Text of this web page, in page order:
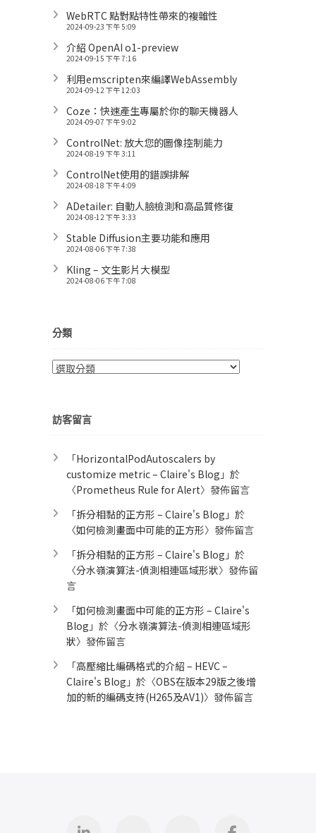
WebRTC 點對點特性帶來的複雜性
2024-09-23 下午 5:09
介紹 OpenAI o1-preview
2024-09-15 下午 7:16
利用emscripten來編譯WebAssembly
2024-09-12 下午 12:03
Coze：快速產生專屬於你的聊天機器人
2024-09-07 下午 9:02
ControlNet: 放大您的圖像控制能力
2024-08-19 下午 3:11
ControlNet使用的錯誤排解
2024-08-18 下午 4:09
ADetailer: 自動人臉檢測和高品質修復
2024-08-12 下午 3:33
Stable Diffusion主要功能和應用
2024-08-06 下午 7:38
Kling – 文生影片大模型
2024-08-06 下午 7:08
分類
分
訪客留言
「HorizontalPodAutoscalers by
customize metric – Claire's Blog 」於
〈Prometheus Rule for Alert​〉發佈留言
「拆分相黏的正方形 – Claire's Blog 」於
〈如何檢測畫面中可能的正方形〉發佈留言
「拆分相黏的正方形 – Claire's Blog 」於
〈分水嶺演算法-偵測相連區域形狀〉發佈留
言
「如何檢測畫面中可能的正方形 – Claire's
Blog 」於〈分水嶺演算法-偵測相連區域形
狀〉發佈留言
「高壓縮比編碼格式的介紹 – HEVC –
Claire's Blog 」於〈OBS在版本29版之後增
加的新的編碼支持(H265及AV1)〉發佈留言